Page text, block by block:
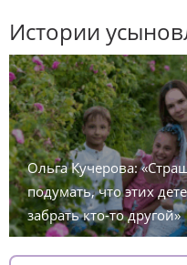
Истории
Ольга Кучерова:
подумать, что этих
забрать кто-то другой»